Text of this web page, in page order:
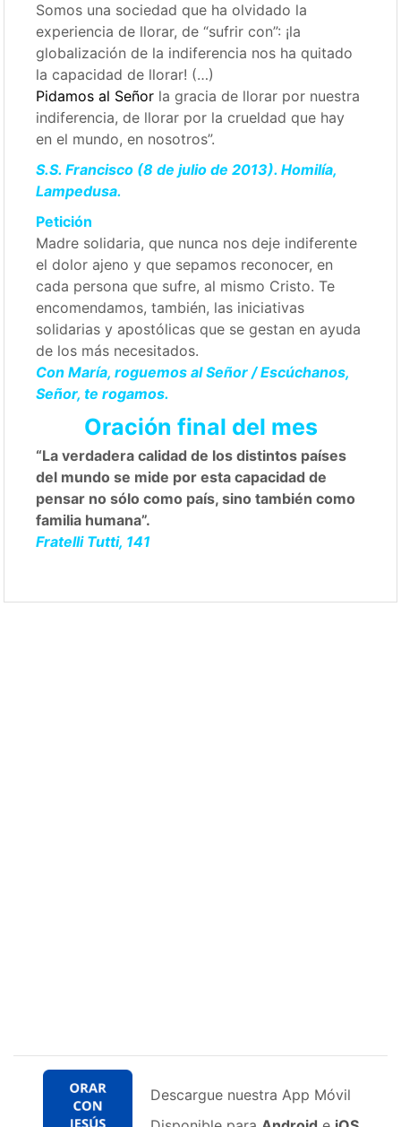
Somos una sociedad que ha olvidado la
experiencia de llorar, de “sufrir con”: ¡la
globalización de la indiferencia nos ha quitado
la capacidad de llorar! (…)
Pidamos al Señor la gracia de llorar por nuestra
indiferencia, de llorar por la crueldad que hay
en el mundo, en nosotros”.
S.S. Francisco (8 de julio de 2013). Homilía,
Lampedusa.
Petición
Madre solidaria, que nunca nos deje indiferente
el dolor ajeno y que sepamos reconocer, en
cada persona que sufre, al mismo Cristo. Te
encomendamos, también, las iniciativas
solidarias y apostólicas que se gestan en ayuda
de los más necesitados.
Con María, roguemos al Señor / Escúchanos,
Señor, te rogamos.
Oración final del mes
“La verdadera calidad de los distintos países
del mundo se mide por esta capacidad de
pensar no sólo como país, sino también como
familia humana”.
Fratelli Tutti, 141
Descargue nuestra App Móvil